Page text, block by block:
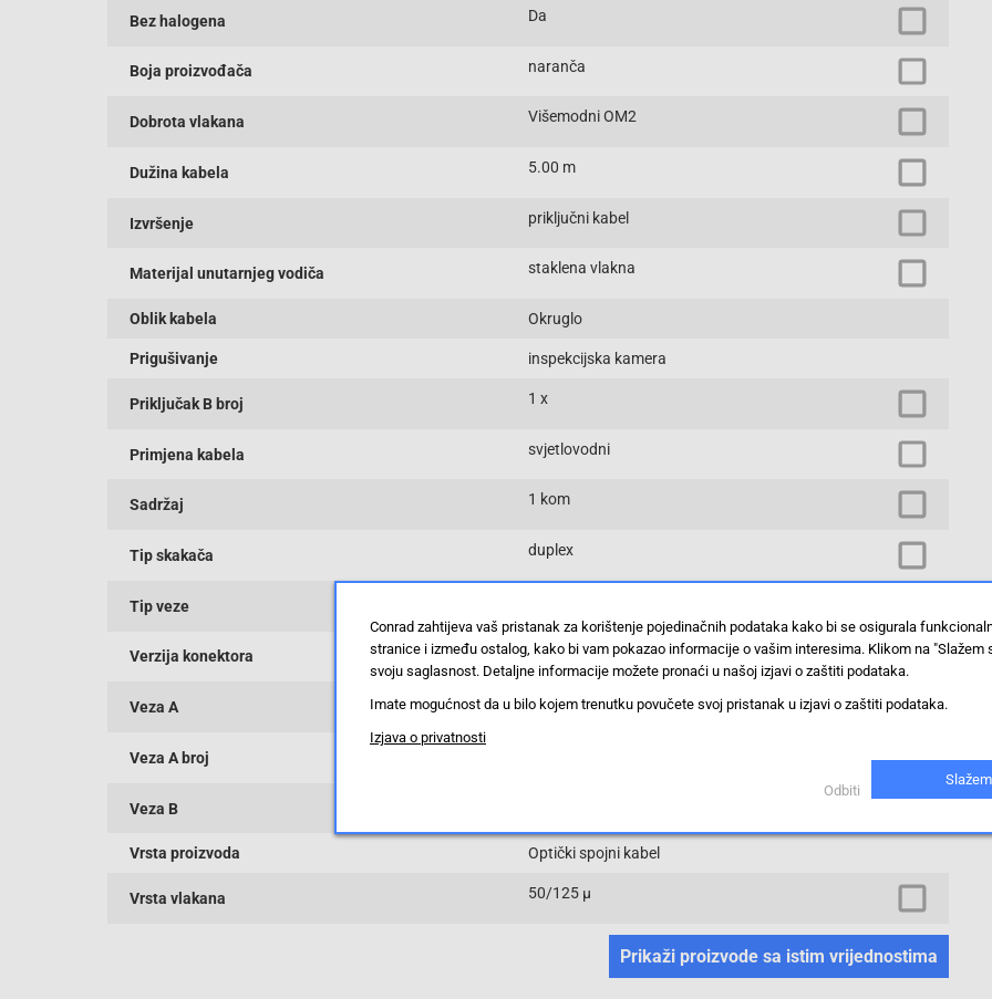
Bez halogena Da
Boja proizvođača naranča
Dobrota vlakana Višemodni OM2
Dužina kabela 5.00 m
Izvršenje priključni kabel
Materijal unutarnjeg vodiča staklena vlakna
Oblik kabela Okruglo
Prigušivanje inspekcijska kamera
Priključak B broj 1 x
Primjena kabela svjetlovodni
Sadržaj 1 kom
Tip skakača duplex
Tip veze
Verzija konektora ravna
Veza A ST konektor
Veza A broj
Veza B
Vrsta proizvoda Optički spojni kabel
Vrsta vlakana 50/125 µ
Prikaži proizvode sa istim vrijednostima
Conrad zahtijeva vaš pristanak za korištenje pojedinačnih podataka kako bi se osigurala
stranice i između ostalog, kako bi vam pokazao informacije o vašim interesima. Klikom na "Slažem
svoju saglasnost. Detaljne informacije možete pronaći u našoj izjavi o zaštiti podataka.
Imate mogućnost da u bilo kojem trenutku povučete svoj pristanak u izjavi o zaštiti podataka.
Izjava o privatnosti
Odbiti